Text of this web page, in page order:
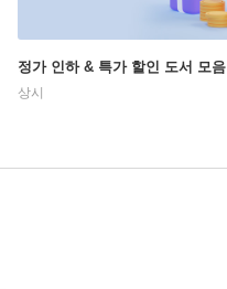
정가 인하 & 특가 할인 도서 모음
상시